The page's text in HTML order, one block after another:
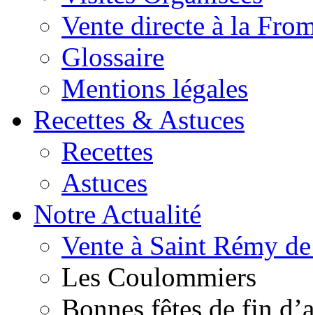
Vente directe à la
Glossaire
Mentions légales
Recettes & Astuces
Recettes
Astuces
Notre Actualité
Vente à Saint Rémy
Les Coulommiers
Bonnes fêtes de fin